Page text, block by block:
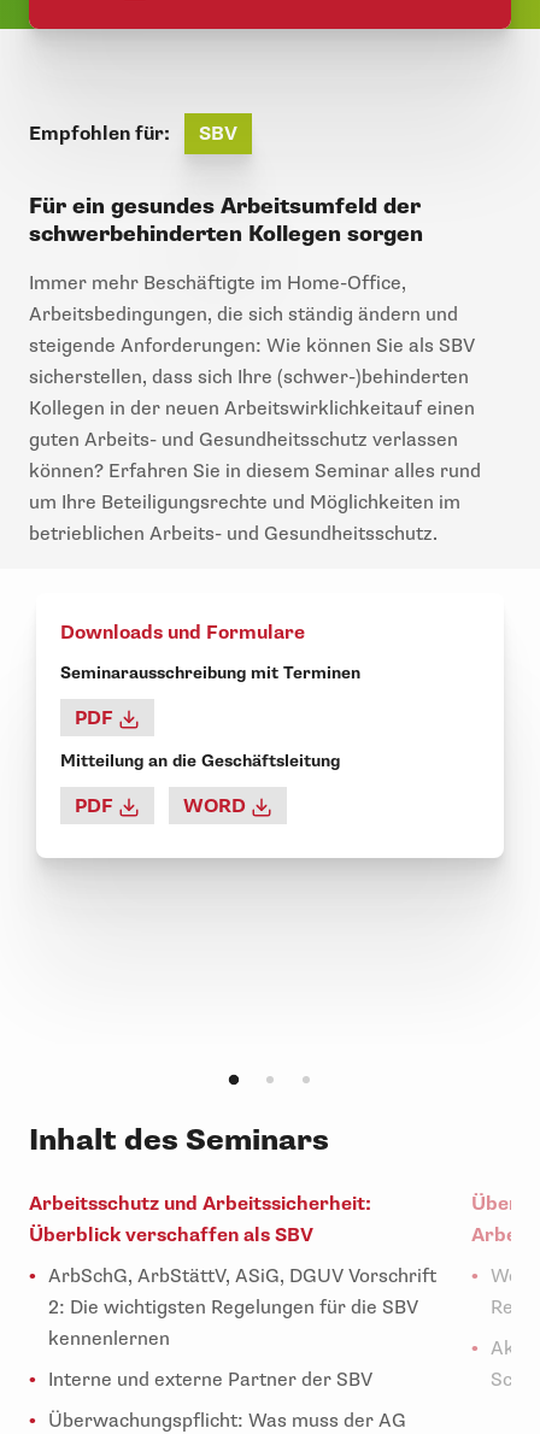
Empfohlen für: SBV
Für ein gesundes Arbeitsumfeld der
schwerbehinderten Kollegen sorgen
Immer mehr Beschäftigte im Home-Office,
Arbeitsbedingungen, die sich ständig ändern und
steigende Anforderungen: Wie können Sie als SBV
sicherstellen, dass sich Ihre (schwer-)behinderten
Kollegen in der neuen Arbeitswirklichkeitauf einen
guten Arbeits- und Gesundheitsschutz verlassen
können? Erfahren Sie in diesem Seminar alles rund
um Ihre Beteiligungsrechte und Möglichkeiten im
betrieblichen Arbeits- und Gesundheitsschutz.
Downloads und Formulare
Seminarausschreibung mit Terminen
PDF
Mitteilung an die Geschäftsleitung
PDF WORD
Inhalt des Seminars
Arbeitsschutz und Arbeitssicherheit:
Überblick verschaffen als SBV
ArbSchG, ArbStättV, ASiG, DGUV Vorschrift
2: Die wichtigsten Regelungen für die SBV
kennenlernen
Interne und externe Partner der SBV
Überwachungspflicht: Was muss der AG
Wer
Aktiv